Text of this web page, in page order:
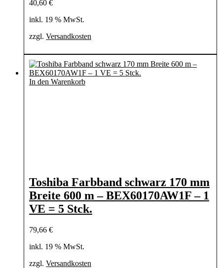
40,60 €
inkl. 19 % MwSt.
zzgl. Versandkosten
In den Warenkorb
Toshiba Farbband schwarz 170 mm
Breite 600 m – BEX60170AW1F – 1
VE = 5 Stck.
79,66 €
inkl. 19 % MwSt.
zzgl. Versandkosten